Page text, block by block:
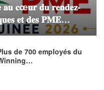
𝐜œ𝐮𝐫 𝐝𝐮 𝐫𝐞𝐧𝐝𝐞𝐳-
𝐞𝐭 𝐝𝐞𝐬 𝐏𝐌𝐄…
de 700 employés du